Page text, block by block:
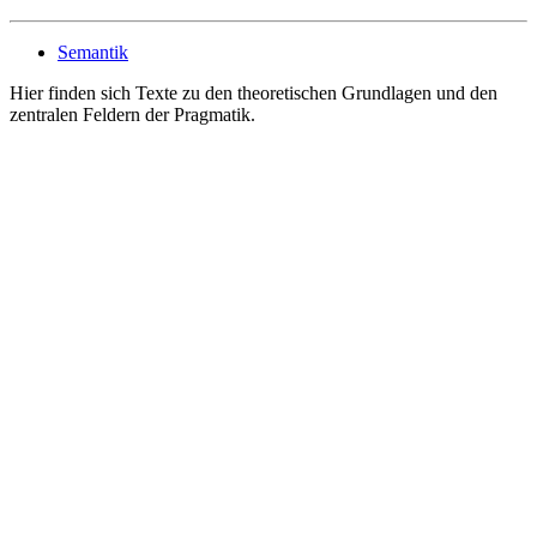
Semantik
Hier finden sich Texte zu den theoretischen Grundlagen und den
zentralen Feldern der Pragmatik.